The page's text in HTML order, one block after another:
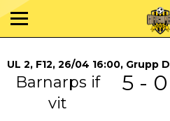
UL 2, F12, 26/04 16:00, Grupp D
Barnarps if
vit
5 - 0